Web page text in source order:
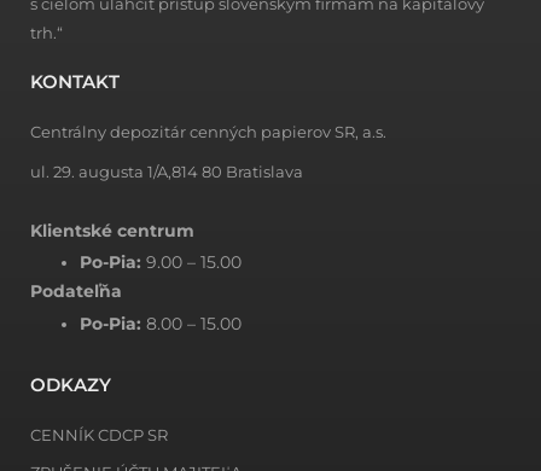
trh.“
KONTAKT
Centrálny depozitár cenných papierov SR, a.s.
ul. 29. augusta 1/A,814 80 Bratislava
Klientské centrum
Po-Pia: 9.00 – 15.00
Podateľňa
Po-Pia:8.00 – 15.00
ODKAZY
CENNÍK CDCP SR